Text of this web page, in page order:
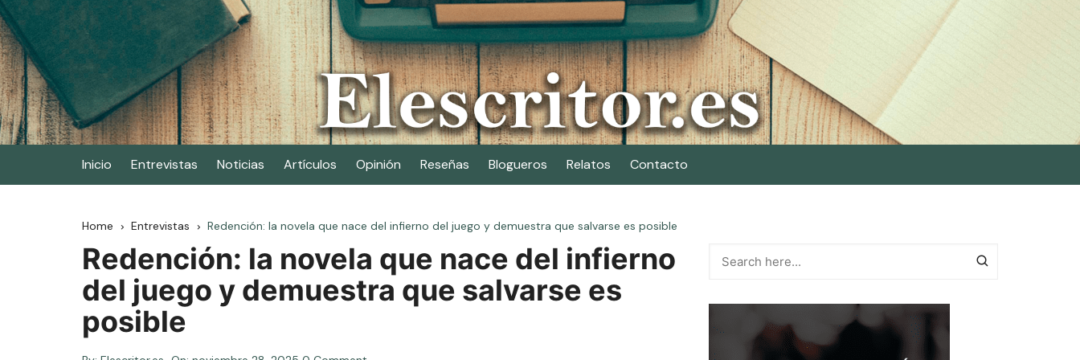
Skip
to
content
Elescritor.es
El periódico digital de los escritores
Inicio Entrevistas Noticias Artículos Opinión Reseñas Blogueros Relatos Contacto
Home Entrevistas Redención: la novela que nace del infierno del juego y demuestra que salvarse es posible
Redención: la novela que nace del infierno
del juego y demuestra que salvarse es
posible